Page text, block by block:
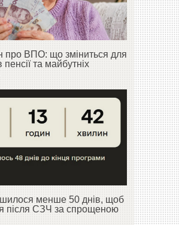
про ВПО: що зміниться для
та майбутніх
менше 50 днів, щоб
після СЗЧ за спрощеною